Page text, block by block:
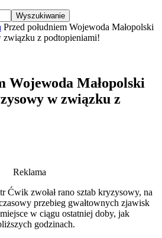
Przed południem Wojewoda Małopolski
związku z podtopieniami!
Wojewoda Małopolski
w związku z
Reklama
Ćwik zwołał rano sztab kryzysowy, na
przebieg gwałtownych zjawisk
w ciągu ostatniej doby, jak
godzinach.